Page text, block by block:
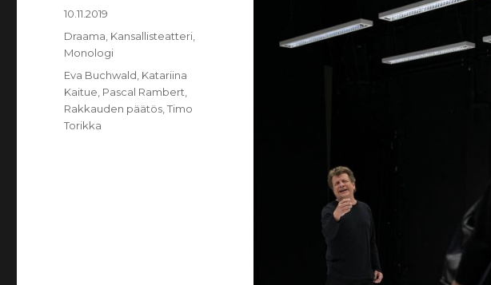
Julkaistu
10.11.2019
Kategoriat
Draama Kansallisteatteri
Monologi
Avainsanat
Eva Buchwald Katariina
Kaitue Pascal Rambert
Rakkauden päätös ,Timo
Torikka